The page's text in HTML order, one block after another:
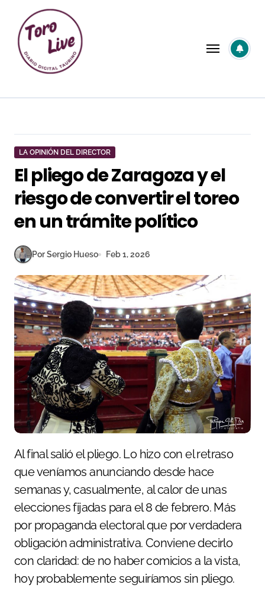
contenido
LA OPINIÓN DEL DIRECTOR
El pliego de Zaragoza y el
riesgo de convertir el toreo
en un trámite político
Por Sergio Hueso Feb 1, 2026
Al final salió el pliego. Lo hizo con el retraso
que veníamos anunciando desde hace
semanas y, casualmente, al calor de unas
elecciones fijadas para el 8 de febrero. Más
por propaganda electoral que por verdadera
obligación administrativa. Conviene decirlo
con claridad: de no haber comicios a la vista,
hoy probablemente seguiríamos sin pliego.